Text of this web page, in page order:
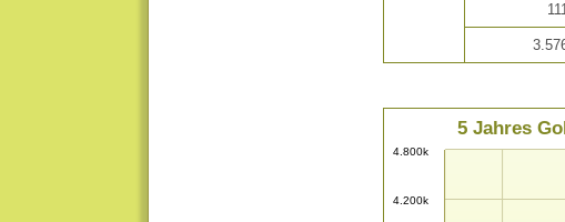
5 Jahres
4.200k
4.800k